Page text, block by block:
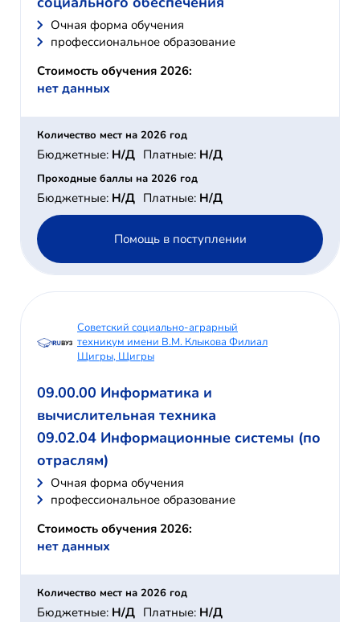
Очная форма обучения
профессиональное образование
Стоимость обучения 2026:
нет данных
Количество мест на 2026 год
Бюджетные: Н/Д Платные: Н/Д
Проходные баллы на 2026 год
Бюджетные: Н/Д Платные: Н/Д
Помощь в поступлении
Советский социально-аграрный
техникум имени В.М. Клыкова Филиал
Щигры, Щигры
09.00.00 Информатика и
вычислительная техника
09.02.04 Информационные системы (по
отраслям)
Очная форма обучения
профессиональное образование
Стоимость обучения 2026:
нет данных
Количество мест на 2026 год
Бюджетные: Н/Д Платные: Н/Д